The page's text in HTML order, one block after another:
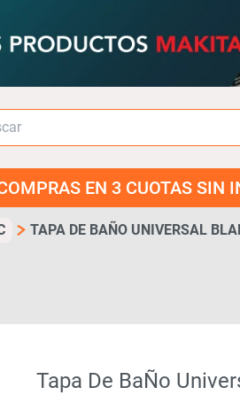
SIN INTERES!
TAPA DE BAÑO UNIVERSAL
Tapa De BaÑo